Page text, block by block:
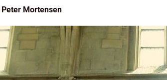
Peter Mortensen